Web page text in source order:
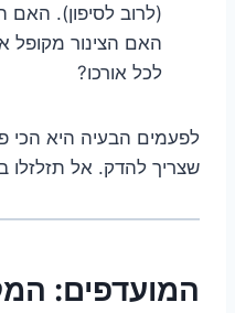
(לרוב לסיפון). האם
האם הצינור מקופל
לכל אורכו?
לפעמים הבעיה היא הכי
שצריך להדק. אל תזלזלו
המועדפים: